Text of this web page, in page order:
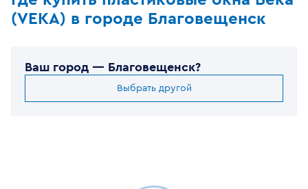
(VEKA) в городе Благовещенск
Ваш город — Благовещенск?
Выбрать другой